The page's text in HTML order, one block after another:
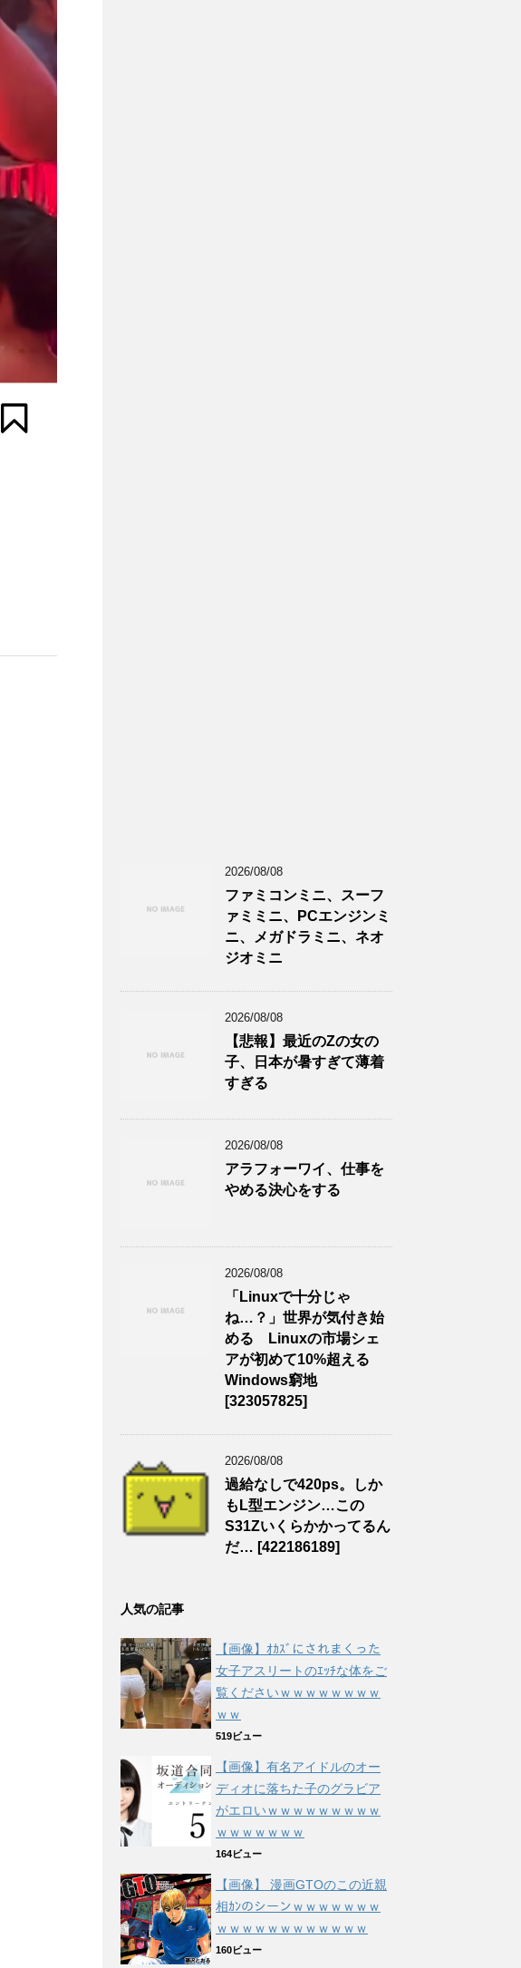
2026/08/08
ファミコンミニ、スーフ
ァミミニ、PCエンジンミ
ニ、メガドラミニ、ネオ
ジオミニ
2026/08/08
【悲報】最近のZの女の
子、日本が暑すぎて薄着
すぎる
2026/08/08
アラフォーワイ、仕事を
やめる決心をする
2026/08/08
「Linuxで十分じゃ
ね…？」世界が気付き始
める Linuxの市場シェ
アが初めて10%超える
Windows窮地
[323057825]
2026/08/08
過給なしで420ps。しか
もL型エンジン…この
S31Zいくらかかってるん
だ… [422186189]
人気の記事
【画像】ｵｶｽﾞにされまくった
女子アスリートのｴｯﾁな体をご
覧くださいｗｗｗｗｗｗｗｗ
ｗｗ
519ビュー
【画像】有名アイドルのオー
ディオに落ちた子のグラビア
がエロいｗｗｗｗｗｗｗｗｗ
ｗｗｗｗｗｗｗ
164ビュー
【画像】 漫画GTOのこの近親
相ｶﾝのシーンｗｗｗｗｗｗｗ
ｗｗｗｗｗｗｗｗｗｗｗｗ
160ビュー